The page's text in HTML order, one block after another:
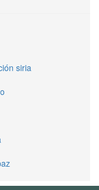
siria